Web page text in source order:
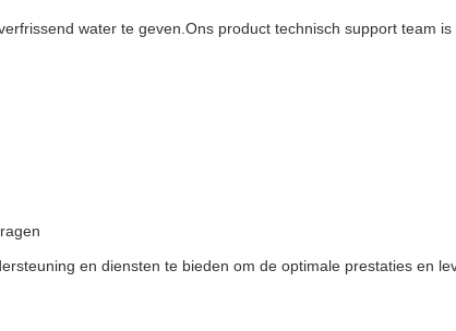
water te geven.Ons product technisch support team
en diensten te bieden om de optimale prestaties en